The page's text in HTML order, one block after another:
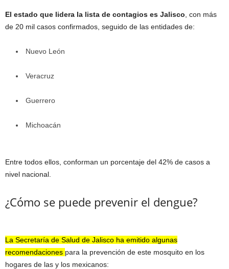
El estado que lidera la lista de contagios es Jalisco , con más
de 20 mil casos confirmados, seguido de las entidades de:
Nuevo León
Veracruz
Guerrero
Michoacán
Entre todos ellos, conforman un porcentaje del 42% de casos a
nivel nacional.
¿Cómo se puede prevenir el dengue?
La Secretaría de Salud de Jalisco ha emitido algunas
recomendaciones para la prevención de este mosquito en los
hogares de las y los mexicanos: